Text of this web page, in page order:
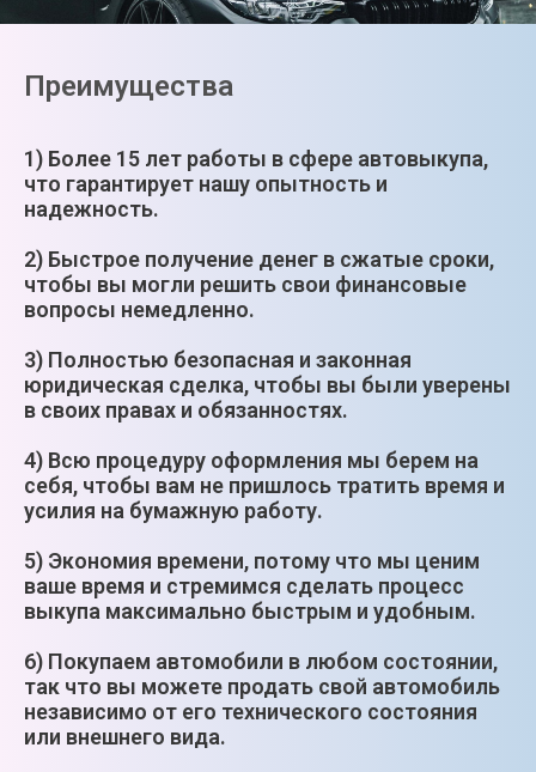
Преимущества
1) Более 15 лет работы в сфере автовыкупа,
что гарантирует нашу опытность и
надежность.
2) Быстрое получение денег в сжатые сроки,
чтобы вы могли решить свои финансовые
вопросы немедленно.
3) Полностью безопасная и законная
юридическая сделка, чтобы вы были уверены
в своих правах и обязанностях.
4) Всю процедуру оформления мы берем на
себя, чтобы вам не пришлось тратить время и
усилия на бумажную работу.
5) Экономия времени, потому что мы ценим
ваше время и стремимся сделать процесс
выкупа максимально быстрым и удобным.
6) Покупаем автомобили в любом состоянии,
так что вы можете продать свой автомобиль
независимо от его технического состояния
или внешнего вида.